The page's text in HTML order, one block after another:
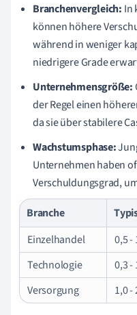
Branchenvergleich: In
können höhere
während in weniger
niedrigere Grade
Unternehmensgröße:
der Regel einen
da sie über stabilere
Wachstumsphase:
Unternehmen haben
Verschuldungsgrad,
Branche
Einzelhandel
0,5 -
Technologie
0,3 -
Versorgung
1,0 -